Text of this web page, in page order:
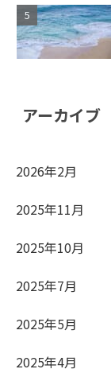
アーカイブ
2026年2月
2025年11月
2025年10月
2025年7月
2025年5月
2025年4月